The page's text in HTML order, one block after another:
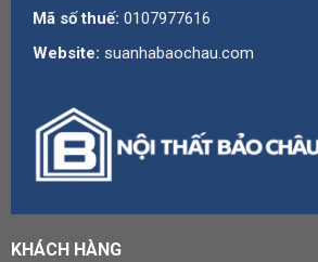
Mã số thuế: 0107977616
Website: suanhabaochau.com
KHÁCH HÀNG